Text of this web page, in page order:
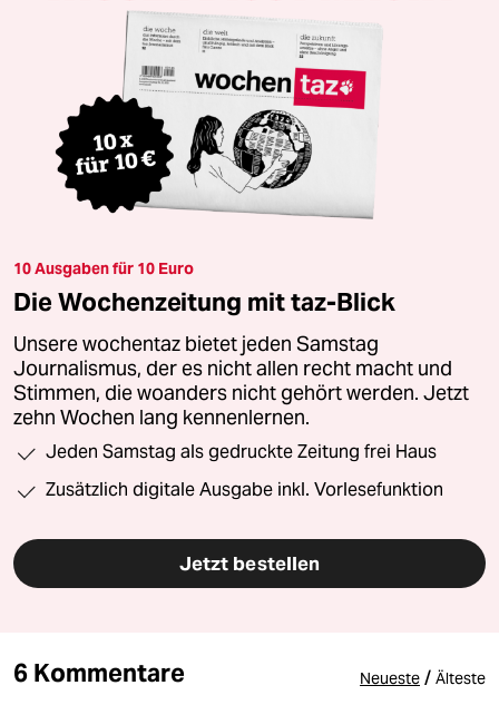
10 Ausgaben für 10 Euro
Die Wochenzeitung mit taz-Blick
Unsere wochentaz bietet jeden Samstag
Journalismus, der es nicht allen recht macht und
Stimmen, die woanders nicht gehört werden. Jetzt
zehn Wochen lang kennenlernen.
Jeden Samstag als gedruckte Zeitung frei Haus
Zusätzlich digitale Ausgabe inkl. Vorlesefunktion
Jetzt bestellen
6 Kommentare Neueste / Älteste